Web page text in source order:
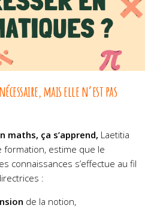
mais elle n’est pas
maths, ça s’apprend, Laetitia
formation, estime que le
connaissances s’effectue au fil
:
de la notion,